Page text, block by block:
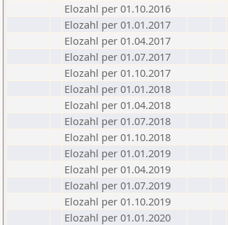
Elozahl per 01.10.2016
Elozahl per 01.01.2017
Elozahl per 01.04.2017
Elozahl per 01.07.2017
Elozahl per 01.10.2017
Elozahl per 01.01.2018
Elozahl per 01.04.2018
Elozahl per 01.07.2018
Elozahl per 01.10.2018
Elozahl per 01.01.2019
Elozahl per 01.04.2019
Elozahl per 01.07.2019
Elozahl per 01.10.2019
Elozahl per 01.01.2020